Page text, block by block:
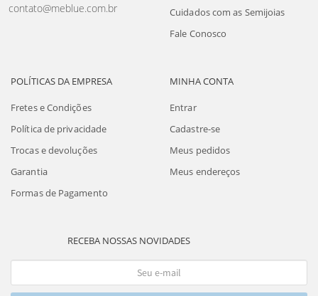
contato@meblue.com.br
Cuidados com as Semijoias
Fale Conosco
POLÍTICAS DA EMPRESA
Fretes e Condições
Política de privacidade
Trocas e devoluções
Garantia
Formas de Pagamento
MINHA CONTA
Entrar
Cadastre-se
Meus pedidos
Meus endereços
RECEBA NOSSAS NOVIDADES